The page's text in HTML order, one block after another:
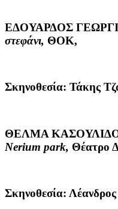
ΕΔΟΥΑΡΔΟΣ
στεφάνι, ΘΟΚ,
Σκηνοθεσία: Τάκης
ΘΕΛΜΑ
Nerium park, Θέατρο
Σκηνοθεσία: